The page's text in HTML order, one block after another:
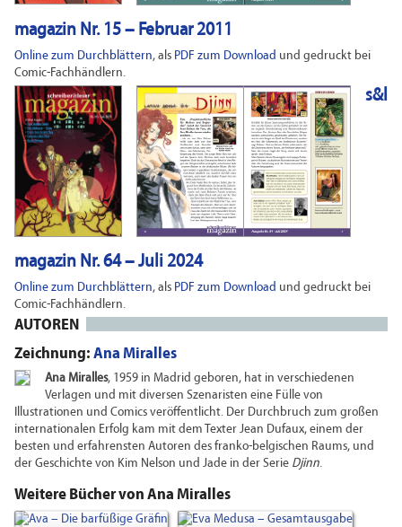
magazin Nr. 15 – Februar 2011
Online zum Durchblättern, als PDF zum Download und gedruckt bei
Comic-Fachhändlern.
s&l
magazin Nr. 64 – Juli 2024
Online zum Durchblättern, als PDF zum Download und gedruckt bei
Comic-Fachhändlern.
AUTOREN
Zeichnung: Ana Miralles
Ana Miralles, 1959 in Madrid geboren, hat in verschiedenen
Verlagen und mit diversen Szenaristen eine Fülle von
Illustrationen und Comics veröffentlicht. Der Durchbruch zum großen
internationalen Erfolg kam mit dem Texter Jean Dufaux, einem der
besten und erfahrensten Autoren des franko-belgischen Raums, und
der Geschichte von Kim Nelson und Jade in der Serie Djinn.
Weitere Bücher von Ana Miralles